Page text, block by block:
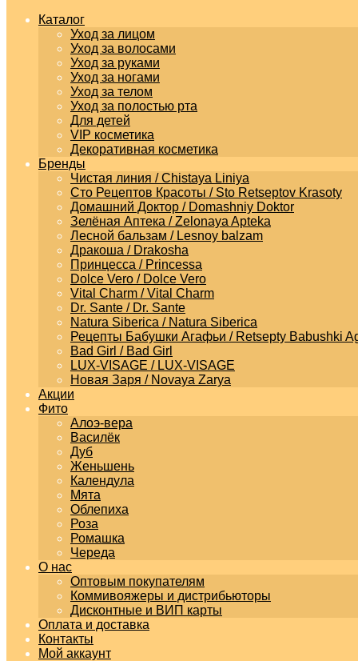
Каталог
Уход за лицом
Уход за волосами
Уход за руками
Уход за ногами
Уход за телом
Уход за полостью рта
Для детей
VIP косметика
Декоративная косметика
Бренды
Чистая линия / Chistaya Liniya
Сто Рецептов Красоты / Sto Retseptov Krasoty
Домашний Доктор / Domashniy Doktor
Зелёная Аптека / Zelonaya Apteka
Лесной бальзам / Lesnoy balzam
Дракоша / Drakosha
Принцесса / Princessa
Dolce Vero / Dolce Vero
Vital Charm / Vital Charm
Dr. Sante / Dr. Sante
Natura Siberica / Natura Siberica
Рецепты Бабушки Агафьи / Retsepty Babushki
Bad Girl / Bad Girl
LUX-VISAGE / LUX-VISAGE
Новая Заря / Novaya Zarya
Акции
Фито
Алоэ-вера
Василёк
Дуб
Женьшень
Календула
Мята
Облепиха
Роза
Ромашка
Череда
О нас
Оптовым покупателям
Коммивояжеры и дистрибьюторы
Дисконтные и ВИП карты
Оплата и доставка
Контакты
Мой аккаунт